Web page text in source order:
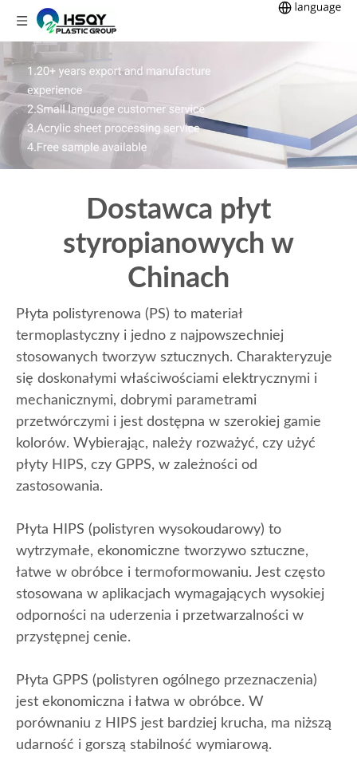
Dostawca płyt
styropianowych w
Chinach
Płyta polistyrenowa (PS) to materiał
termoplastyczny i jedno z najpowszechniej
stosowanych tworzyw sztucznych. Charakteryzuje
się doskonałymi właściwościami elektrycznymi i
mechanicznymi, dobrymi parametrami
przetwórczymi i jest dostępna w szerokiej gamie
kolorów. Wybierając, należy rozważyć, czy użyć
płyty HIPS, czy GPPS, w zależności od
zastosowania.
Płyta HIPS (polistyren wysokoudarowy) to
wytrzymałe, ekonomiczne tworzywo sztuczne,
łatwe w obróbce i termoformowaniu. Jest często
stosowana w aplikacjach wymagających wysokiej
odporności na uderzenia i przetwarzalności w
przystępnej cenie.
Płyta GPPS (polistyren ogólnego przeznaczenia)
jest ekonomiczna i łatwa w obróbce. W
porównaniu z HIPS jest bardziej krucha, ma niższą
udarność i gorszą stabilność wymiarową.